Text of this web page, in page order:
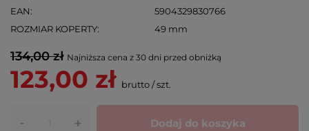
EAN
5904329830766
ROZMIAR KOPERTY
49 mm
134,00 zł Najniższa cena z 30 dni przed obniżką
123,00 zł brutto/szt.
- + Dodaj do koszyka